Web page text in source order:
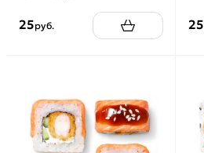
25руб. 25